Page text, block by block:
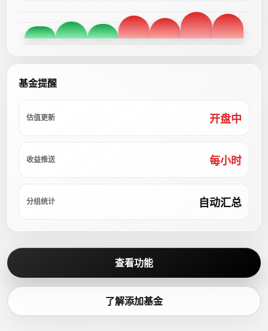
基金提醒
估值更新 开盘中
收益推送 每小时
分组统计 自动汇总
查看功能
了解添加基金